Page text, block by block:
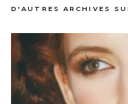
D'AUTRES ARCHIVES